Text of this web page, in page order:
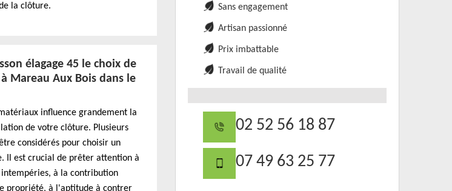
la clôture.
élagage 45 le choix de
Mareau Aux Bois dans le
influence grandement la
de votre clôture. Plusieurs
considérés pour choisir un
Il est crucial de prêter attention à
intempéries, à la contribution
propriété, à l'aptitude à contrer
Sans engagement
Artisan passionné
Prix imbattable
Travail de qualité
02 52 56 18 87
07 49 63 25 77